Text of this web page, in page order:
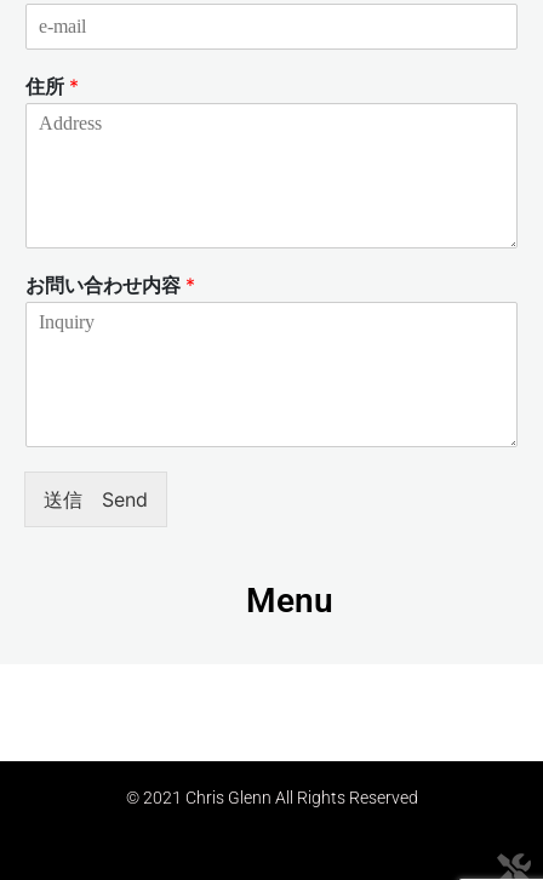
住所 *
お問い合わせ内容 *
送信 Send
Menu
© 2021 Chris Glenn All Rights Reserved